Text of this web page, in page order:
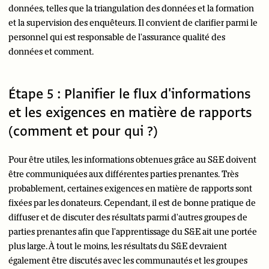
données, telles que la triangulation des données et la formation
et la supervision des enquêteurs. Il convient de clarifier parmi le
personnel qui est responsable de l'assurance qualité des
données et comment.
Étape 5 : Planifier le flux d'informations
et les exigences en matière de rapports
(comment et pour qui ?)
Pour être utiles, les informations obtenues grâce au S&E doivent
être communiquées aux différentes parties prenantes. Très
probablement, certaines exigences en matière de rapports sont
fixées par les donateurs. Cependant, il est de bonne pratique de
diffuser et de discuter des résultats parmi d'autres groupes de
parties prenantes afin que l'apprentissage du S&E ait une portée
plus large. À tout le moins, les résultats du S&E devraient
également être discutés avec les communautés et les groupes